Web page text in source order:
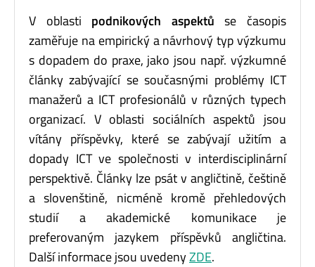
V oblasti podnikových aspektůse časopis
zaměřuje na empirický a návrhový typ výzkumu
s dopadem do praxe, jako jsou např. výzkumné
články zabývající se současnými problémy ICT
manažerů a ICT profesionálů v různých typech
organizací. V oblasti sociálních aspektů jsou
vítány příspěvky, které se zabývají užitím a
dopady ICT ve společnosti v interdisciplinární
perspektivě. Články lze psát v angličtině, češtině
a slovenštině, nicméně kromě přehledových
studií a akademické komunikace je
preferovaným jazykem příspěvků angličtina.
Další informace jsou uvedenyZDE.